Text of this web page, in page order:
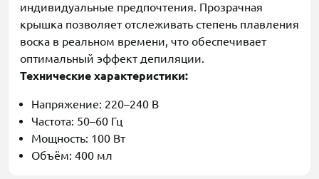
индивидуальные предпочтения. Прозрачная
крышка позволяет отслеживать степень плавления
воска в реальном времени, что обеспечивает
оптимальный эффект депиляции.
Технические характеристики:
Напряжение: 220–240 В
Частота: 50–60 Гц
Мощность: 100 Вт
Объём: 400 мл